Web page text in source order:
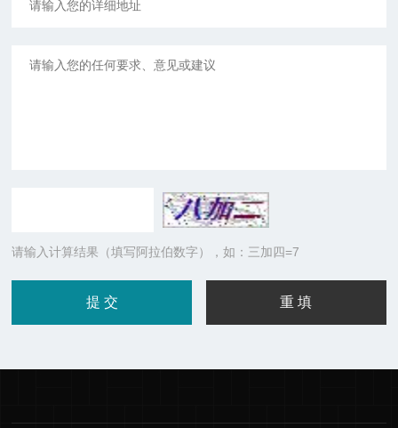
请输入计算结果（填写阿拉伯数字），如：三加四=7